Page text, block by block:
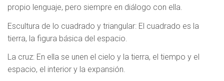
propio lenguaje, pero siempre en diálogo con ella.
Escultura de lo cuadrado y triangular: El cuadrado es la
tierra, la figura básica del espacio.
La cruz: En ella se unen el cielo y la tierra, el tiempo y el
espacio, el interior y la expansión.